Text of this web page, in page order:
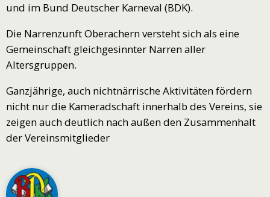
und im Bund Deutscher Karneval (BDK).
Die Narrenzunft Oberachern versteht sich als eine
Gemeinschaft gleichgesinnter Narren aller
Altersgruppen.
Ganzjährige, auch nichtnärrische Aktivitäten fördern
nicht nur die Kameradschaft innerhalb des Vereins, sie
zeigen auch deutlich nach außen den Zusammenhalt
der Vereinsmitglieder